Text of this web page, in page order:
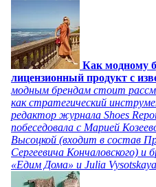
Как модному
лицензионный продукт с
модным брендам стоит
как стратегический
редактор журнала Shoes
побеседовала с Марией
Высоцкой (входит в состав
Сергеевича Кончаловского) и
«Едим Дома» и Julia